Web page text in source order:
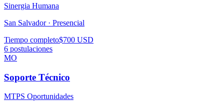
Sinergia Humana
San Salvador · Presencial
Tiempo completo$700 USD
6 postulaciones
MO
Soporte Técnico
MTPS Oportunidades